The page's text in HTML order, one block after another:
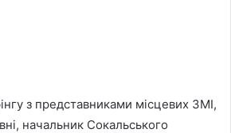
з представниками місцевих ЗМІ,
начальник Сокальського